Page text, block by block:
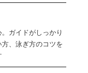
ガイドがしっかり
、泳ぎ方のコツを